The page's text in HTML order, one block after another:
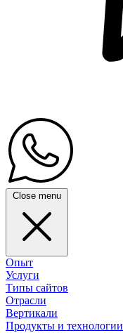
Close menu
Опыт
Услуги
Типы сайтов
Отрасли
Вертикали
Продукты и технологии